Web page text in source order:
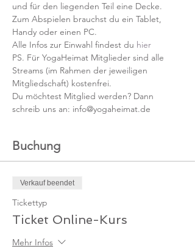
und für den liegenden Teil eine Decke.
Zum Abspielen brauchst du ein Tablet,
Handy oder einen PC.
Alle Infos zur Einwahl findest du hier
PS. Für YogaHeimat Mitglieder sind alle
Streams (im Rahmen der jeweiligen
Mitgliedschaft) kostenfrei.
Du möchtest Mitglied werden? Dann
schreib uns an: info@yogaheimat.de
Buchung
Verkauf beendet
Tickettyp
Ticket Online-Kurs
Mehr Infos